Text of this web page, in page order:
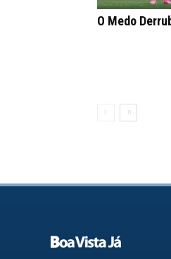
O Medo